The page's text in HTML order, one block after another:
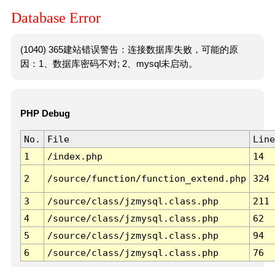
Database Error
(1040) 365建站错误警告：连接数据库失败，可能的原
因：1、数据库密码不对; 2、mysql未启动。
PHP Debug
No. File
Line
1
/index.php 14
2 /source/function/function_extend.php 324
3 /source/class/jzmysql.class.php
211
4
/source/class/jzmysql.class.php
62
5
/source/class/jzmysql.class.php
94
6
/source/class/jzmysql.class.php 76